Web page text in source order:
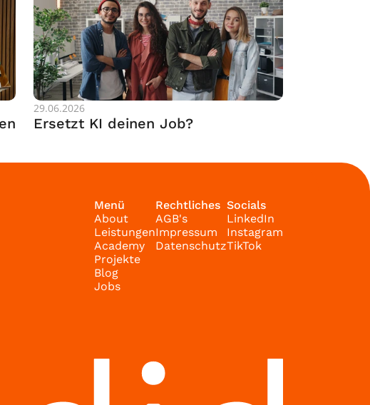
29.06.2026
Ersetzt KI deinen Job?
Menü
About
Leistungen
Academy
Projekte
Blog
Jobs
Rechtliches
AGB's
Impressum
Datenschutz
Socials
LinkedIn
Instagram
TikTok